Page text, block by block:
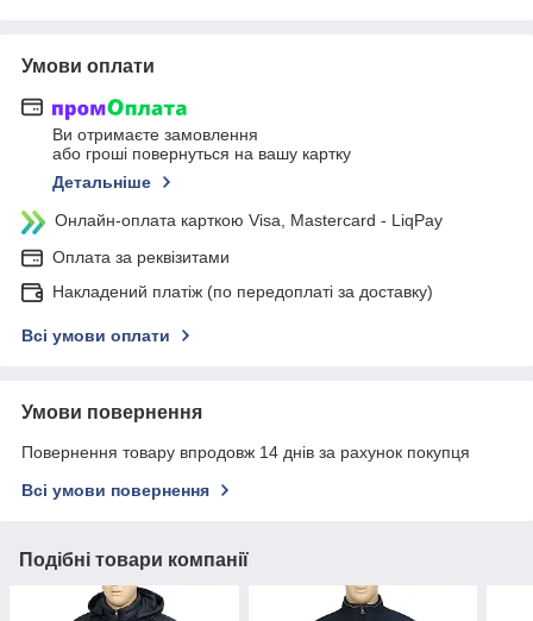
Умови оплати
Ви отримаєте замовлення
або гроші повернуться на вашу картку
Детальніше
Онлайн-оплата карткою Visa, Mastercard - LiqPay
Оплата за реквізитами
Накладений платіж (по передоплаті за доставку)
Всі умови оплати
Умови повернення
Повернення товару впродовж 14 днів за рахунок покупця
Всі умови повернення
Подібні товари компанії